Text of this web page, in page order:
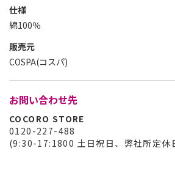
仕様
綿100％
販売元
COSPA(コスパ)
お問い合わせ先
COCORO STORE
0120-227-488
(9:30-17:1800 土日祝日、弊社所定休